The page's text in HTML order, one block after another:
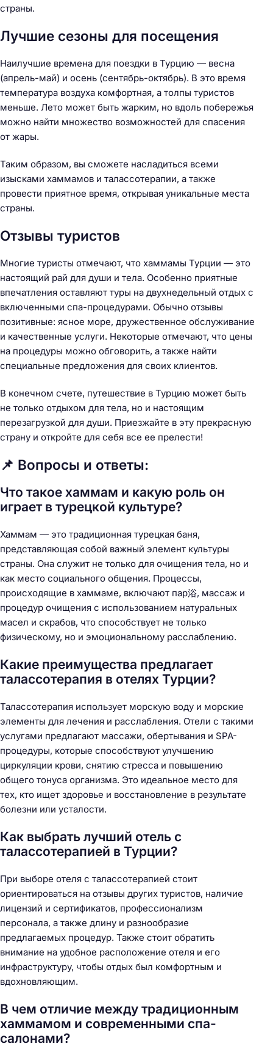
страны.
Лучшие сезоны для посещения
Наилучшие времена для поездки в Турцию — весна
(апрель-май) и осень (сентябрь-октябрь). В это время
температура воздуха комфортная, а толпы туристов
меньше. Лето может быть жарким, но вдоль побережья
можно найти множество возможностей для спасения
от жары.
Таким образом, вы сможете насладиться всеми
изысками хаммамов и талассотерапии, а также
провести приятное время, открывая уникальные места
страны.
Отзывы туристов
Многие туристы отмечают, что хаммамы Турции — это
настоящий рай для души и тела. Особенно приятные
впечатления оставляют туры на двухнедельный отдых с
включенными спа-процедурами. Обычно отзывы
позитивные: ясное море, дружественное обслуживание
и качественные услуги. Некоторые отмечают, что цены
на процедуры можно обговорить, а также найти
специальные предложения для своих клиентов.
В конечном счете, путешествие в Турцию может быть
не только отдыхом для тела, но и настоящим
перезагрузкой для души. Приезжайте в эту прекрасную
страну и откройте для себя все ее прелести!
📌 Вопросы и ответы:
Что такое хаммам и какую роль он
играет в турецкой культуре?
Хаммам — это традиционная турецкая баня,
представляющая собой важный элемент культуры
страны. Она служит не только для очищения тела, но и
как место социального общения. Процессы,
происходящие в хаммаме, включают пар浴, массаж и
процедур очищения с использованием натуральных
масел и скрабов, что способствует не только
физическому, но и эмоциональному расслаблению.
Какие преимущества предлагает
талассотерапия в отелях Турции?
Талассотерапия использует морскую воду и морские
элементы для лечения и расслабления. Отели с такими
услугами предлагают массажи, обертывания и SPA-
процедуры, которые способствуют улучшению
циркуляции крови, снятию стресса и повышению
общего тонуса организма. Это идеальное место для
тех, кто ищет здоровье и восстановление в результате
болезни или усталости.
Как выбрать лучший отель с
талассотерапией в Турции?
При выборе отеля с талассотерапией стоит
ориентироваться на отзывы других туристов, наличие
лицензий и сертификатов, профессионализм
персонала, а также длину и разнообразие
предлагаемых процедур. Также стоит обратить
внимание на удобное расположение отеля и его
инфраструктуру, чтобы отдых был комфортным и
вдохновляющим.
В чем отличие между традиционным
хаммамом и современными спа-
салонами?
Н
а
й
и
: